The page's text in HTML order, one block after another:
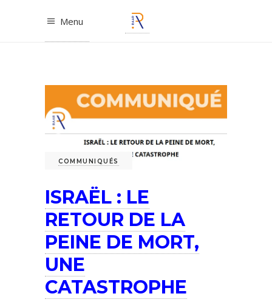
Menu
COMMUNIQUÉS
ISRAËL : LE
RETOUR DE LA
PEINE DE MORT,
UNE
CATASTROPHE